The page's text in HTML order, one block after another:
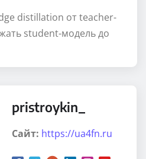
distillation от teacher-
student-модель до
pristroykin_
Сайт: https://ua4fn.ru